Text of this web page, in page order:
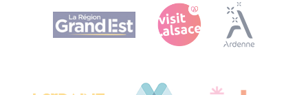
Agence Régionale du Tourisme Grand Est
Bureau de Colmar (Hauptverwaltung)